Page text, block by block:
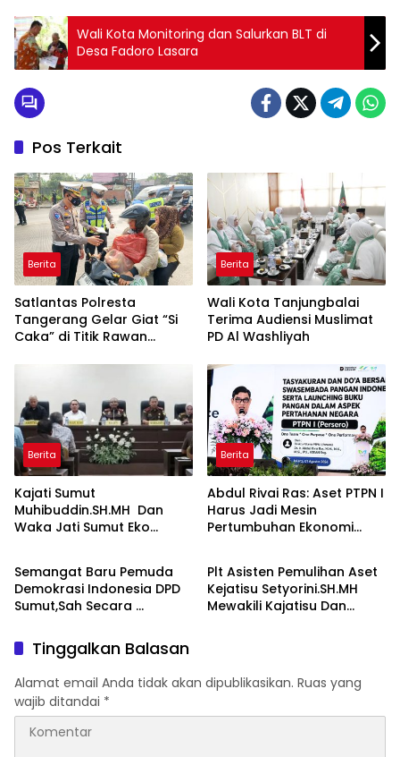
Wali Kota Monitoring dan Salurkan BLT di
Desa Fadoro Lasara
Pos Terkait
Berita
Satlantas Polresta
Tangerang Gelar Giat “Si
Caka” di Titik Rawan
Serang
Berita
Wali Kota Tanjungbalai
Terima Audiensi Muslimat
PD Al Washliyah
Berita
Kajati Sumut
Muhibuddin.SH.MH Dan
Waka Jati Sumut Eko
setyorini dan Asintel Irfan
Wibowo,Sidak Kajari Medan
Berita
Abdul Rivai Ras: Aset PTPN I
Harus Jadi Mesin
Pertumbuhan Ekonomi
Nasional
Berita
Semangat Baru Pemuda
Demokrasi Indonesia DPD
Sumut,Sah Secara
Untuk Rakyat Dan
Indonesia
Berita
Plt Asisten Pemulihan Aset
Kejatisu Setyorini.SH.MH
Mewakili Kajatisu Dan
Bersama Kepala
Pemulihan Aset Kejagung
Tinggalkan Balasan
Alamat email Anda tidak akan dipublikasikan. Ruas yang
wajib ditandai *